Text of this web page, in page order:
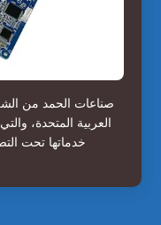
صناعات الحمد من
العربية المتحدة،
خدماتها تحت